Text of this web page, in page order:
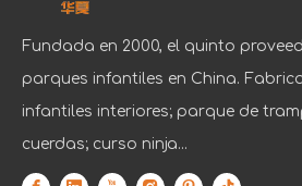
Fundada en 2000, el quinto
parques infantiles en China.
infantiles interiores; parque de
cuerdas; curso ninja...